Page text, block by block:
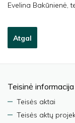
Evelina Bakūnienė,
Atgal
Teisinė informacija
Teisės aktai
Teisės aktų